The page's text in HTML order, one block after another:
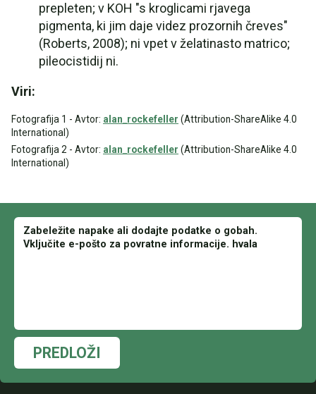
prepleten; v KOH "s kroglicami rjavega
pigmenta, ki jim daje videz prozornih čreves"
(Roberts, 2008); ni vpet v želatinasto matrico;
pileocistidij ni.
Viri:
Fotografija 1 - Avtor: alan_rockefeller (Attribution-ShareAlike 4.0
International)
Fotografija 2 - Avtor: alan_rockefeller (Attribution-ShareAlike 4.0
International)
PREDLOŽI